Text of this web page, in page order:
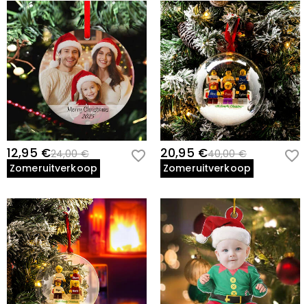
12,95 €24,00 €
Zomeruitverkoop
20,95 €40,00 €
Zomeruitverkoop